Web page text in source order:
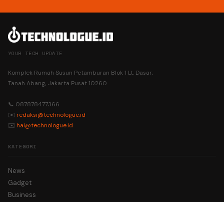
YOUR TECH UPDATE
Komplek Rumah Susun Petamburan Blok 1 Lt. Dasar,
Tanah Abang, Jakarta Pusat 10260
📞 087878477366
✉️ redaksi@technologue.id
✉️ hai@technologue.id
KATEGORI
News
Gadget
Business